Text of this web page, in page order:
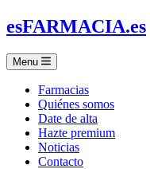
esFARMACIA.es
Menu
Farmacias
Quiénes somos
Date de alta
Hazte premium
Noticias
Contacto